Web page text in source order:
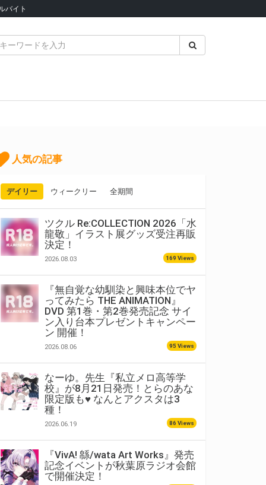
バイト
人気の記事
デイリー ウィークリー 全期間
ツクル Re:COLLECTION 2026「水
龍敬」イラスト展グッズ受注再販
決定！
2026.08.03 169 Views
『無自覚な幼馴染と興味本位でヤ
ってみたら THE ANIMATION』
DVD 第1巻・第2巻発売記念 サイ
ン入り台本プレゼントキャンペー
ン 開催！
2026.08.06 95 Views
なーゆ。先生『私立メロ高等学
校』が8月21日発売！とらのあな
限定版も♥ なんとアクスタは3
種！
2026.06.19 86 Views
『VivA! 緜/wata Art Works』発売
記念イベントが秋葉原ラジオ会館
で開催決定！